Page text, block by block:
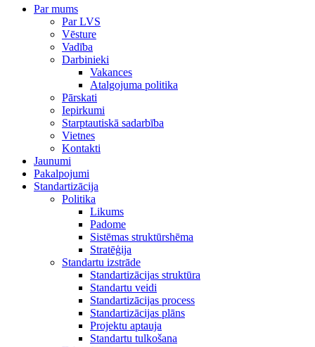
Par mums
Par LVS
Vēsture
Vadība
Darbinieki
Vakances
Atalgojuma politika
Pārskati
Iepirkumi
Starptautiskā sadarbība
Vietnes
Kontakti
Jaunumi
Pakalpojumi
Standartizācija
Politika
Likums
Padome
Sistēmas struktūrshēma
Stratēģija
Standartu izstrāde
Standartizācijas struktūra
Standartu veidi
Standartizācijas process
Standartizācijas plāns
Projektu aptauja
Standartu tulkošana